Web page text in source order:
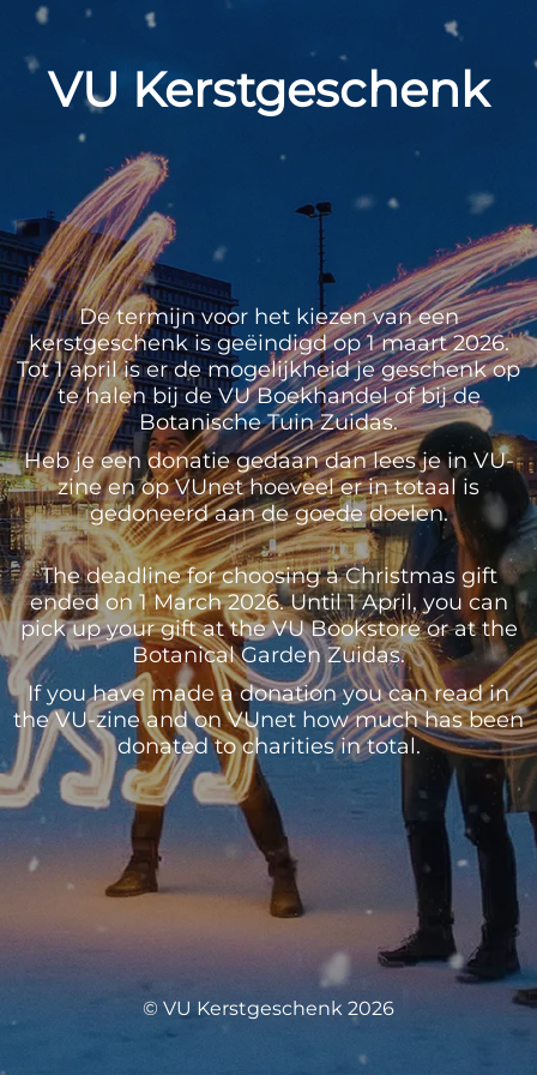
VU Kerstgeschenk
De termijn voor het kiezen van een
kerstgeschenk is geëindigd op 1 maart 2026.
Tot 1 april is er de mogelijkheid je geschenk op
te halen bij de VU Boekhandel of bij de
Botanische Tuin Zuidas.
Heb je een donatie gedaan dan lees je in VU-
zine en op VUnet hoeveel er in totaal is
gedoneerd aan de goede doelen.
The deadline for choosing a Christmas gift
ended on 1 March 2026. Until 1 April, you can
pick up your gift at the VU Bookstore or at the
Botanical Garden Zuidas.
If you have made a donation you can read in
the VU-zine and on VUnet how much has been
donated to charities in total.
© VU Kerstgeschenk 2026